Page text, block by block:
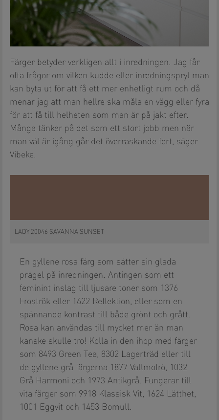
Färger betyder verkligen allt i inredningen. Jag får
ofta frågor om vilken kudde eller inredningspryl man
kan byta ut för att få ett mer enhetligt rum och då
menar jag att man hellre ska måla en vägg eller fyra
för att få till helheten som man är på jakt efter.
Många tänker på det som ett stort jobb men när
man väl är igång går det överraskande fort, säger
Vibeke.
LADY 20046 SAVANNA SUNSET
En gyllene rosa färg som sätter sin glada
prägel på inredningen. Antingen som ett
feminint inslag till ljusare toner som 1376
Froströk eller 1622 Reflektion, eller som en
spännande kontrast till både grönt och grått.
Rosa kan användas till mycket mer än man
kanske skulle tro! Kolla in den ihop med färger
som 8493 Green Tea, 8302 Lagerträd eller till
de gyllene grå färgerna 1877 Vallmofrö, 1032
Grå Harmoni och 1973 Antikgrå. Fungerar till
vita färger som 9918 Klassisk Vit, 1624 Lätthet,
1001 Eggvit och 1453 Bomull.